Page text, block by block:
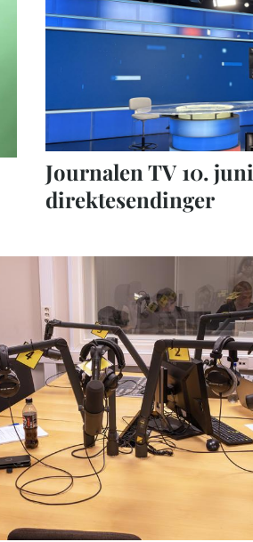
Journalen TV 10. juni
direktesendinger